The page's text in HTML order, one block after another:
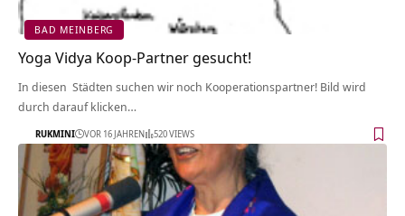
BAD MEINBERG
Yoga Vidya Koop-Partner gesucht!
In diesen Städten suchen wir noch Kooperationspartner! Bild wird
durch darauf klicken…
RUKMINI VOR 16 JAHREN 520 VIEWS